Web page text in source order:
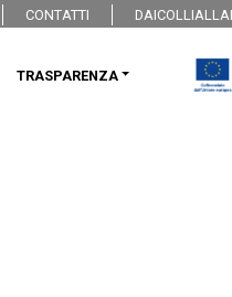
CONTATTI
TRASPARENZA